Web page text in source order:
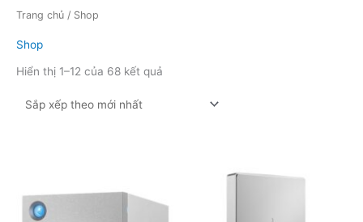
Trang chủ / Shop
Shop
Hiển thị 1–12 của 68 kết quả